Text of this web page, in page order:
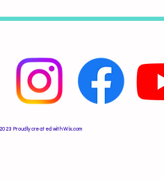
Proudly created withWix.com